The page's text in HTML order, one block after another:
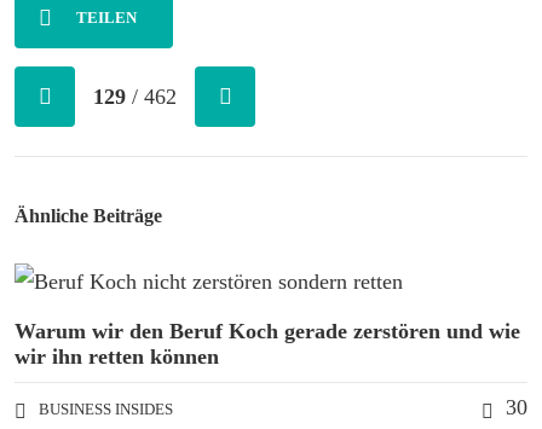
TEILEN
129 / 462
Ähnliche Beiträge
Warum wir den Beruf Koch gerade zerstören und wie
wir ihn retten können
BUSINESS INSIDES 30